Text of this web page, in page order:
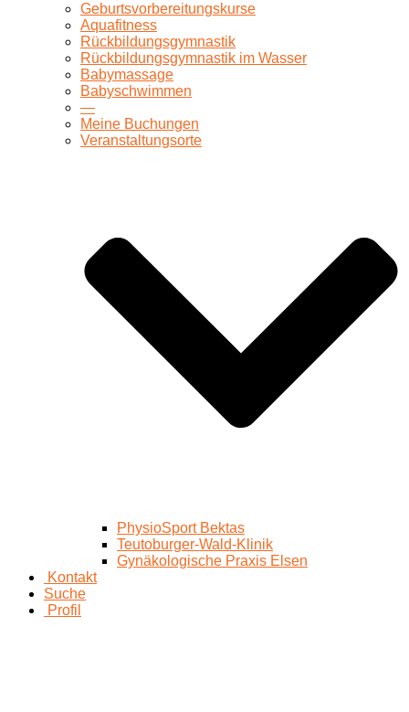
Geburtsvorbereitungskurse
Aquafitness
Rückbildungsgymnastik
Rückbildungsgymnastik im Wasser
Babymassage
Babyschwimmen
—
Meine Buchungen
Veranstaltungsorte
PhysioSport Bektas
Teutoburger-Wald-Klinik
Gynäkologische Praxis Elsen
Kontakt
Suche
Profil